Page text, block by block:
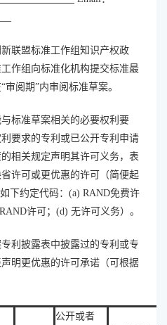
联盟标准工作组知识产权政
作组向标准化机构提交标准最
阅期”内审阅标准草案。
标准草案相关的必要权利要
要求的专利或已公开专利申请
相关规定声明其许可义务，表
许可或更优惠的许可（简便起
下约定代码：(a) RAND免费许
许可；(d) 无许可义务）。
利披露表中披露过的专利或专
明更优惠的许可承诺（可根据
公开或者